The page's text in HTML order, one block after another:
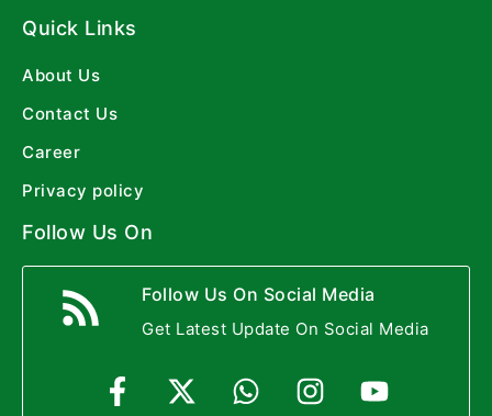
Quick Links
About Us
Contact Us
Career
Privacy policy
Follow Us On
Follow Us On Social Media
Get Latest Update On Social Media